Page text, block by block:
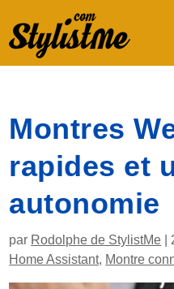
Montres
rapides et
autonomie
par Rodolphe de StylistMe
Home Assistant, Montre